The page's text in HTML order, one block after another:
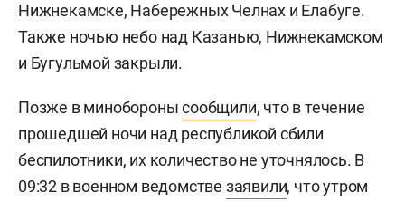
Нижнекамске, Набережных Челнах и Елабуге.
Также ночью небо над Казанью, Нижнекамском
и Бугульмой закрыли.
Позже в миноборонысообщили, что в течение
прошедшей ночи над республикой сбили
беспилотники, их количество не уточнялось. В
09:32 в военном ведомстве заявили, что утром